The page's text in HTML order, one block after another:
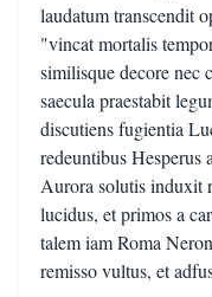
laudatum transcendit
"vincat mortalis
similisque decore nec
saecula praestabit
discutiens fugientia
redeuntibus Hesperus
Aurora solutis induxit
lucidus, et primos a
talem iam Roma
remisso vultus, et